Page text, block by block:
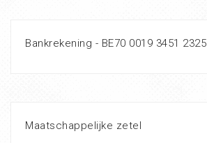
Bankrekening - BE70 0019 3451 2325
Maatschappelijke zetel